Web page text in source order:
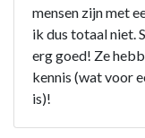
mensen zijn met
ik dus totaal niet.
erg goed! Ze
kennis (wat voor
is)!